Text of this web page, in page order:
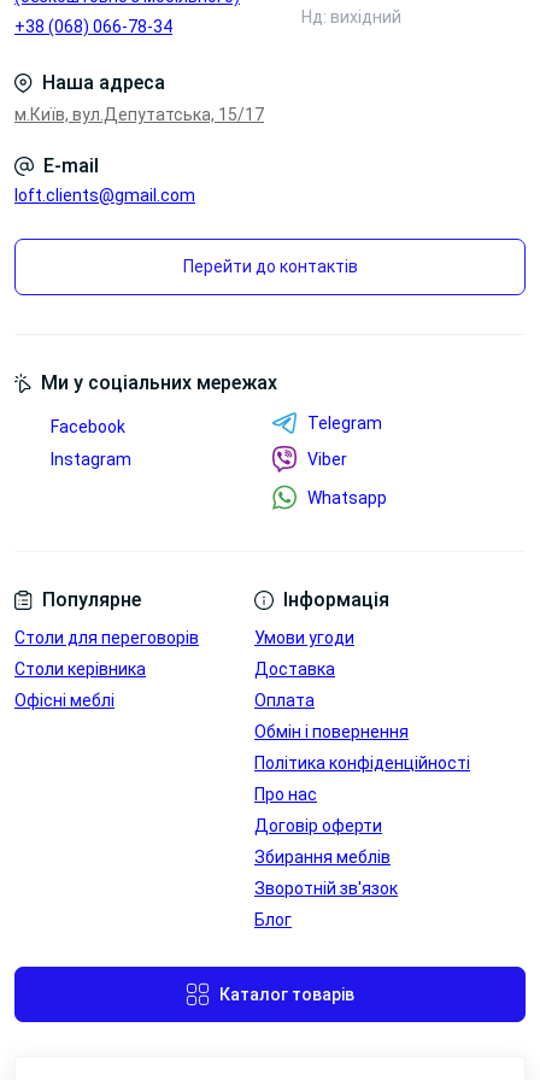
+38 (068) 066-78-34
Нд: вихідний
Наша адреса
м.Київ, вул.Депутатська, 15/17
E-mail
loft.clients@gmail.com
Перейти до контактів
Популярне
Столи для переговорів
Столи керівника
Офісні меблі
Інформація
Умови угоди
Доставка
Оплата
Обмін і повернення
Політика конфіденційності
Про нас
Договір оферти
Збирання меблів
Зворотній зв'язок
Блог
Каталог товарів
Ми у соціальних мережах
Facebook
Instagram
Telegram
Viber
Whatsapp